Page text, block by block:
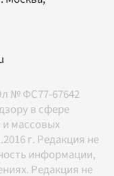
№ ФС77-67642
в сфере
массовых
г. Редакция не
информации,
Редакция не